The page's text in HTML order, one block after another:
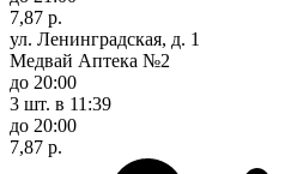
7,87 р.
ул. Ленинградская, д. 1
Медвай Аптека №2
до 20:00
3 шт. в 11:39
до 20:00
7,87 р.